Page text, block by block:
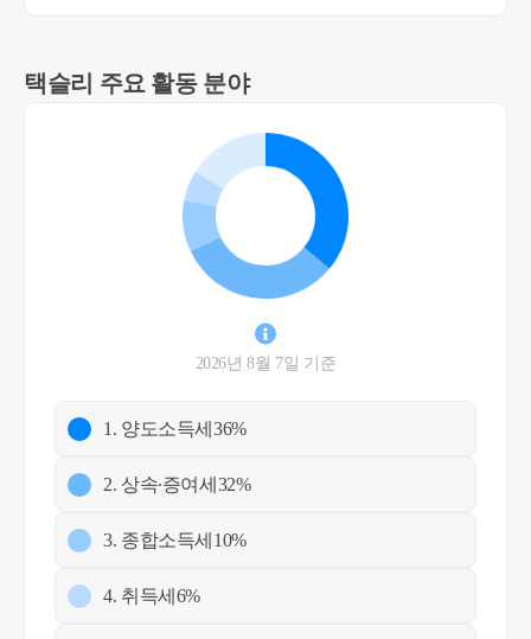
택슬리 주요 활동 분야
2026년 8월 7일 기준
1. 양도소득세36%
2. 상속∙증여세 32%
3. 종합소득세 10%
4. 취득세 6%